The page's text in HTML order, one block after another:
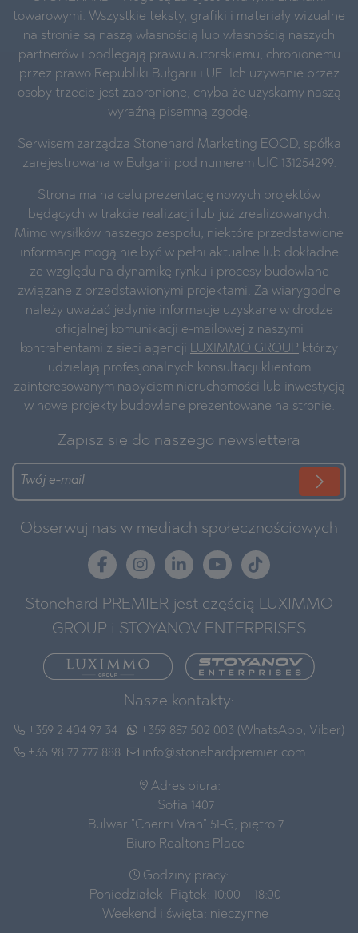
towarowymi. Wszystkie teksty, grafiki i materiały wizualne
na stronie są naszą własnością lub własnością naszych
partnerów i podlegają prawu autorskiemu, chronionemu
przez prawo Republiki Bułgarii i UE. Ich używanie przez
osoby trzecie jest zabronione, chyba że uzyskamy naszą
wyraźną pisemną zgodę.
Serwisem zarządza Stonehard Marketing EOOD, spółka
zarejestrowana w Bułgarii pod numerem UIC 131254299.
Strona ma na celu prezentację nowych projektów
będących w trakcie realizacji lub już zrealizowanych.
Mimo wysiłków naszego zespołu, niektóre przedstawione
informacje mogą nie być w pełni aktualne lub dokładne
ze względu na dynamikę rynku i procesy budowlane
związane z przedstawionymi projektami. Za wiarygodne
należy uważać jedynie informacje uzyskane w drodze
oficjalnej komunikacji e-mailowej z naszymi
kontrahentami z sieci agencji LUXIMMO GROUP którzy
udzielają profesjonalnych konsultacji klientom
zainteresowanym nabyciem nieruchomości lub inwestycją
w nowe projekty budowlane prezentowane na stronie.
Zapisz się do naszego newslettera
Obserwuj nas w mediach społecznościowych
Stonehard PREMIER jest częścią LUXIMMO
GROUP i STOYANOV ENTERPRISES
Nasze kontakty:
+359 2 404 97 34
+35 98 77 777 888
+359 887 502 003 (WhatsApp, Viber)
info@stonehardpremier.com
Adres biura:
Sofia 1407
Bulwar "Cherni Vrah" 51-G, piętro 7
Biuro Realtons Place
Godziny pracy:
Poniedziałek–Piątek: 10:00 – 18:00
Weekend i święta: nieczynne